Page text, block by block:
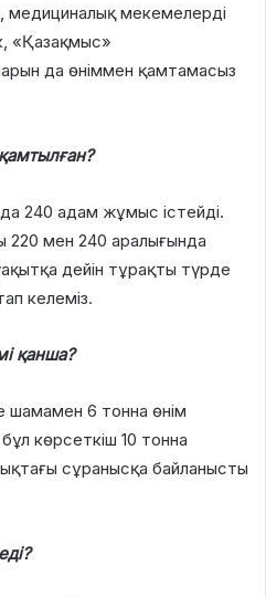
медициналық мекемелерді
«Қазақмыс»
да өніммен қамтамасыз
240 адам жұмыс істейді.
мен 240 аралығында
дейін тұрақты түрде
келеміз.
қанша?
шамамен 6 тонна өнім
көрсеткіш 10 тонна
сұранысқа байланысты